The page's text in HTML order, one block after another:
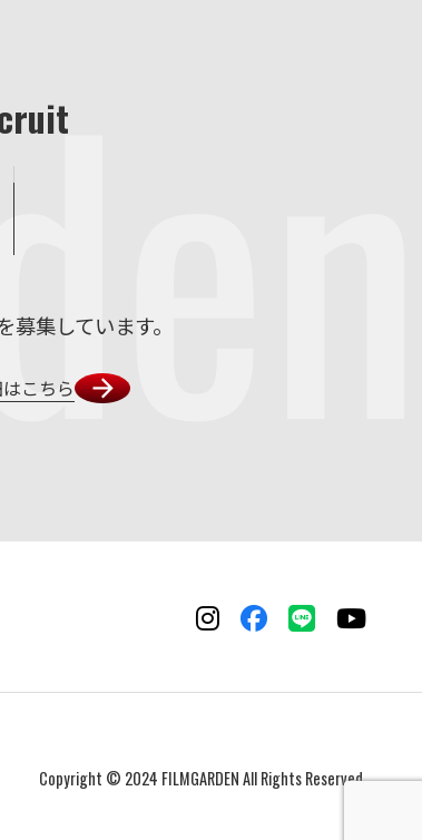
集しています。
こちら
Copyright © 2024 FILMGARDEN All Rights Reserved.